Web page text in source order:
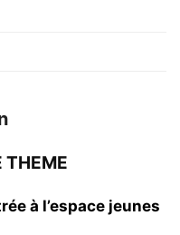
THEME
à l’espace jeunes